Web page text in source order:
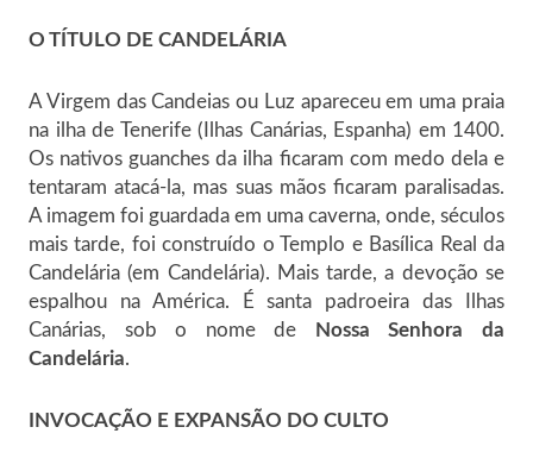
O TÍTULO DE CANDELÁRIA
A Virgem das Candeias ou Luz apareceu em uma praia
na ilha de Tenerife (Ilhas Canárias, Espanha) em 1400.
Os nativos guanches da ilha ficaram com medo dela e
tentaram atacá-la, mas suas mãos ficaram paralisadas.
A imagem foi guardada em uma caverna, onde, séculos
mais tarde, foi construído o Templo e Basílica Real da
Candelária (em Candelária). Mais tarde, a devoção se
espalhou na América. É santa padroeira das Ilhas
Canárias, sob o nome de
Nossa Senhora da
Candelária.
INVOCAÇÃO E EXPANSÃO DO CULTO